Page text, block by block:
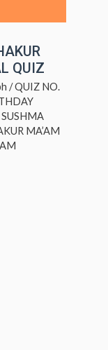
QUIZ
/QUIZ NO.
SUSHMA
MA’AM